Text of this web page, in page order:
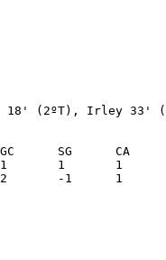
18' (2ºT), Irley 33'